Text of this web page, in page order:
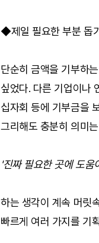
◆제일 필요한 부분 돕
단순히 금액을 기부하
싶었다. 다른 기업이나
십자회 등에 기부금을
그리해도 충분히 의미
'진짜 필요한 곳에 도
하는 생각이 계속 머릿
빠르게 여러 가지를 기